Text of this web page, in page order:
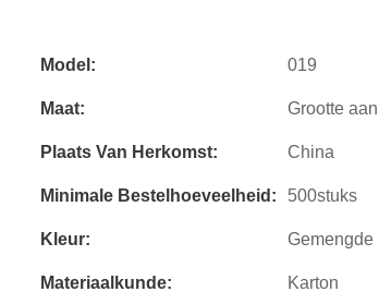
Model: 019
Maat: Grootte
Plaats Van Herkomst: China
Minimale Bestelhoeveelheid: 500stuks
Kleur: Gemengde
Materiaalkunde: Karton